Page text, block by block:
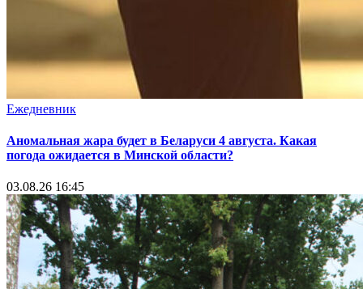
Ежедневник
Аномальная жара будет в Беларуси 4 августа. Какая
погода ожидается в Минской области?
03.08.26 16:45